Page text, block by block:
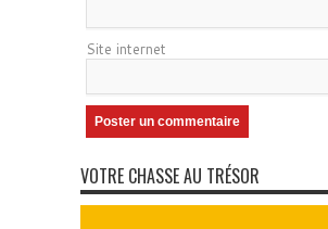
Site internet
VOTRE CHASSE AU TRÉSOR